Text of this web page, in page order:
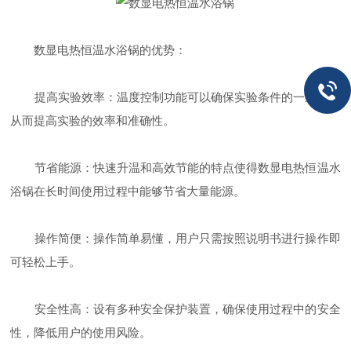
数显电热恒温水浴锅的优势：
提高实验效率：温度控制功能可以确保实验条件的一致性，
从而提高实验的效率和准确性。
节省能源：快速升温和高效节能的特点使得数显电热恒温水
浴锅在长时间使用过程中能够节省大量能源。
操作简便：操作简单易懂，用户只需按照说明书进行操作即
可轻松上手。
安全性高：设有多种安全保护装置，确保使用过程中的安全
性，降低用户的使用风险。